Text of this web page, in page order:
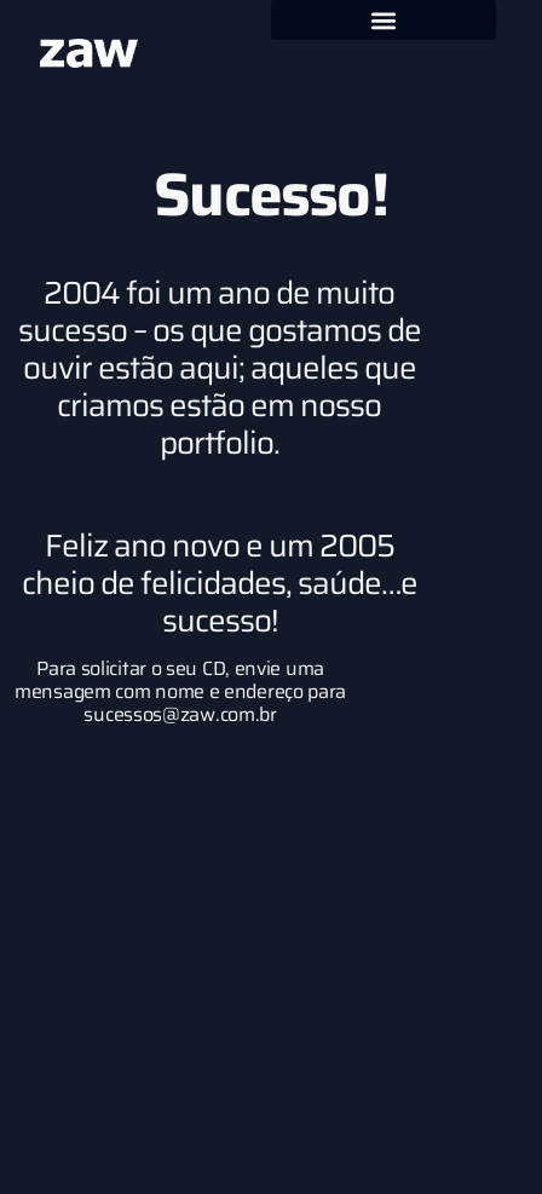
Sucesso!
2004 foi um ano de muito
sucesso – os que gostamos de
ouvir estão aqui; aqueles que
criamos estão em nosso
portfolio.
Feliz ano novo e um 2005
cheio de felicidades, saúde…e
sucesso!
Para solicitar o seu CD, envie uma
mensagem com nome e endereço para
sucessos@zaw.com.br